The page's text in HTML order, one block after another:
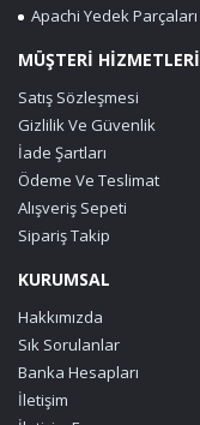
Apachi Yedek Parçaları
MÜŞTERİ HİZMETLERİ
Satış Sözleşmesi
Gizlilik Ve Güvenlik
İade Şartları
Ödeme Ve Teslimat
Alışveriş Sepeti
Sipariş Takip
KURUMSAL
Hakkımızda
Sık Sorulanlar
Banka Hesapları
İletişim